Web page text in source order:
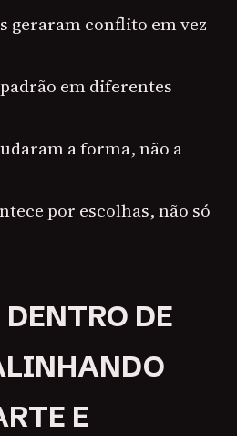
geraram conflito em vez
em diferentes
a forma, não a
por escolhas, não só
DE
E